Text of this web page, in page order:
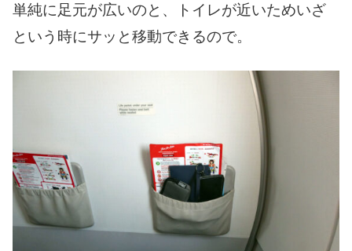
単純に足元が広いのと、トイレが近いためいざ
という時にサッと移動できるので。